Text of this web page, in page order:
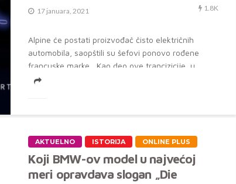
17 januara, 2021 1.8K
Alpine će postati proizvođač čisto električnih
automobila, saopštili su šefovi ponovo rođene
francuske marke Kao deo ove trancizicije, u...
AKTUELNO ISTORIJA ONLINE PLUS
Koji BMW-ov model u najvećoj
meri opravdava slogan „Die